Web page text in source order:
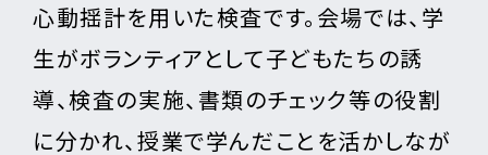
心動揺計を用いた検査です。会場では、学
生がボランティアとして子どもたちの誘
導、検査の実施、書類のチェック等の役割
に分かれ、授業で学んだことを活かしなが